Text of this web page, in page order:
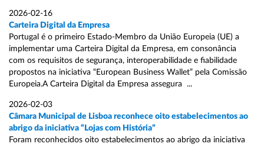
2026-02-16
Carteira Digital da Empresa
Portugal é o primeiro Estado-Membro da União Europeia (UE) a
implementar uma Carteira Digital da Empresa, em consonância
com os requisitos de segurança, interoperabilidade e fiabilidade
propostos na iniciativa “European Business Wallet” pela Comissão
Europeia.A Carteira Digital da Empresa assegura ...
2026-02-03
Câmara Municipal de Lisboa reconhece oito estabelecimentos ao
abrigo da iniciativa “Lojas com História”
Foram reconhecidos oito estabelecimentos ao abrigo da iniciativa